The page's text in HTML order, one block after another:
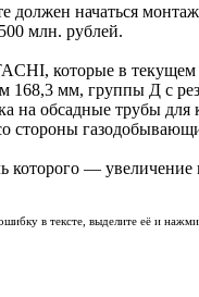
должен начаться
млн. рублей.
которые в текущем
168,3 мм, группы Д с
на обсадные трубы
стороны
— увеличение
в тексте, выделите её и